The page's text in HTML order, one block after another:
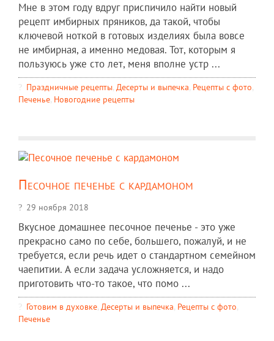
Мне в этом году вдруг приспичило найти новый
рецепт имбирных пряников, да такой, чтобы
ключевой ноткой в готовых изделиях была вовсе
не имбирная, а именно медовая. Тот, которым я
пользуюсь уже сто лет, меня вполне устр ...
Праздничные рецепты, Десерты и выпечка, Рецепты c фото,
Печенье, Новогодние рецепты
Песочное печенье с кардамоном
29 ноября 2018
Вкусное домашнее песочное печенье - это уже
прекрасно само по себе, большего, пожалуй, и не
требуется, если речь идет о стандартном семейном
чаепитии. А если задача усложняется, и надо
приготовить что-то такое, что помо ...
Готовим в духовке, Десерты и выпечка, Рецепты c фото,
Печенье